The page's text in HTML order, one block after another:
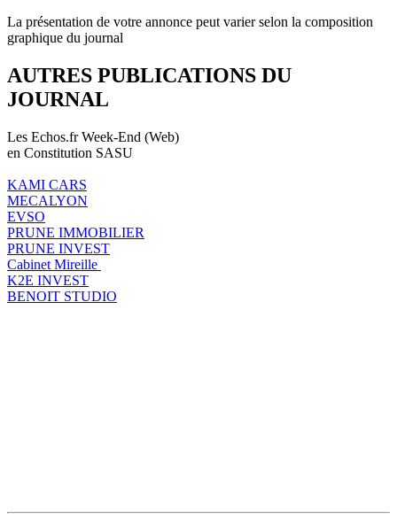
La présentation de votre annonce peut varier selon la composition
graphique du journal
AUTRES PUBLICATIONS DU
JOURNAL
Les Echos.fr Week-End (Web)
en Constitution SASU
KAMI CARS
MECALYON
EVSO
PRUNE IMMOBILIER
PRUNE INVEST
Cabinet Mireille
K2E INVEST
BENOIT STUDIO